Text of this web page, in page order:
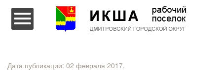
Перейти к содержимому
Дата публикации: 02 февраля 2017.